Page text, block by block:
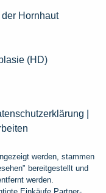
Hornhaut
(HD)
werden, stammen
bereitgestellt und
werden.